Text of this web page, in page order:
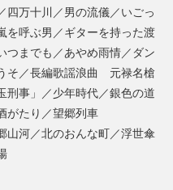
四万十川／男の流儀／いごっ
を呼ぶ男／ギターを持った渡
つまでも／あやめ雨情／ダン
そ／長編歌謡浪曲 元禄名槍
事」／少年時代／銀色の道
がたり／望郷列車
山河／北のおんな町／浮世傘